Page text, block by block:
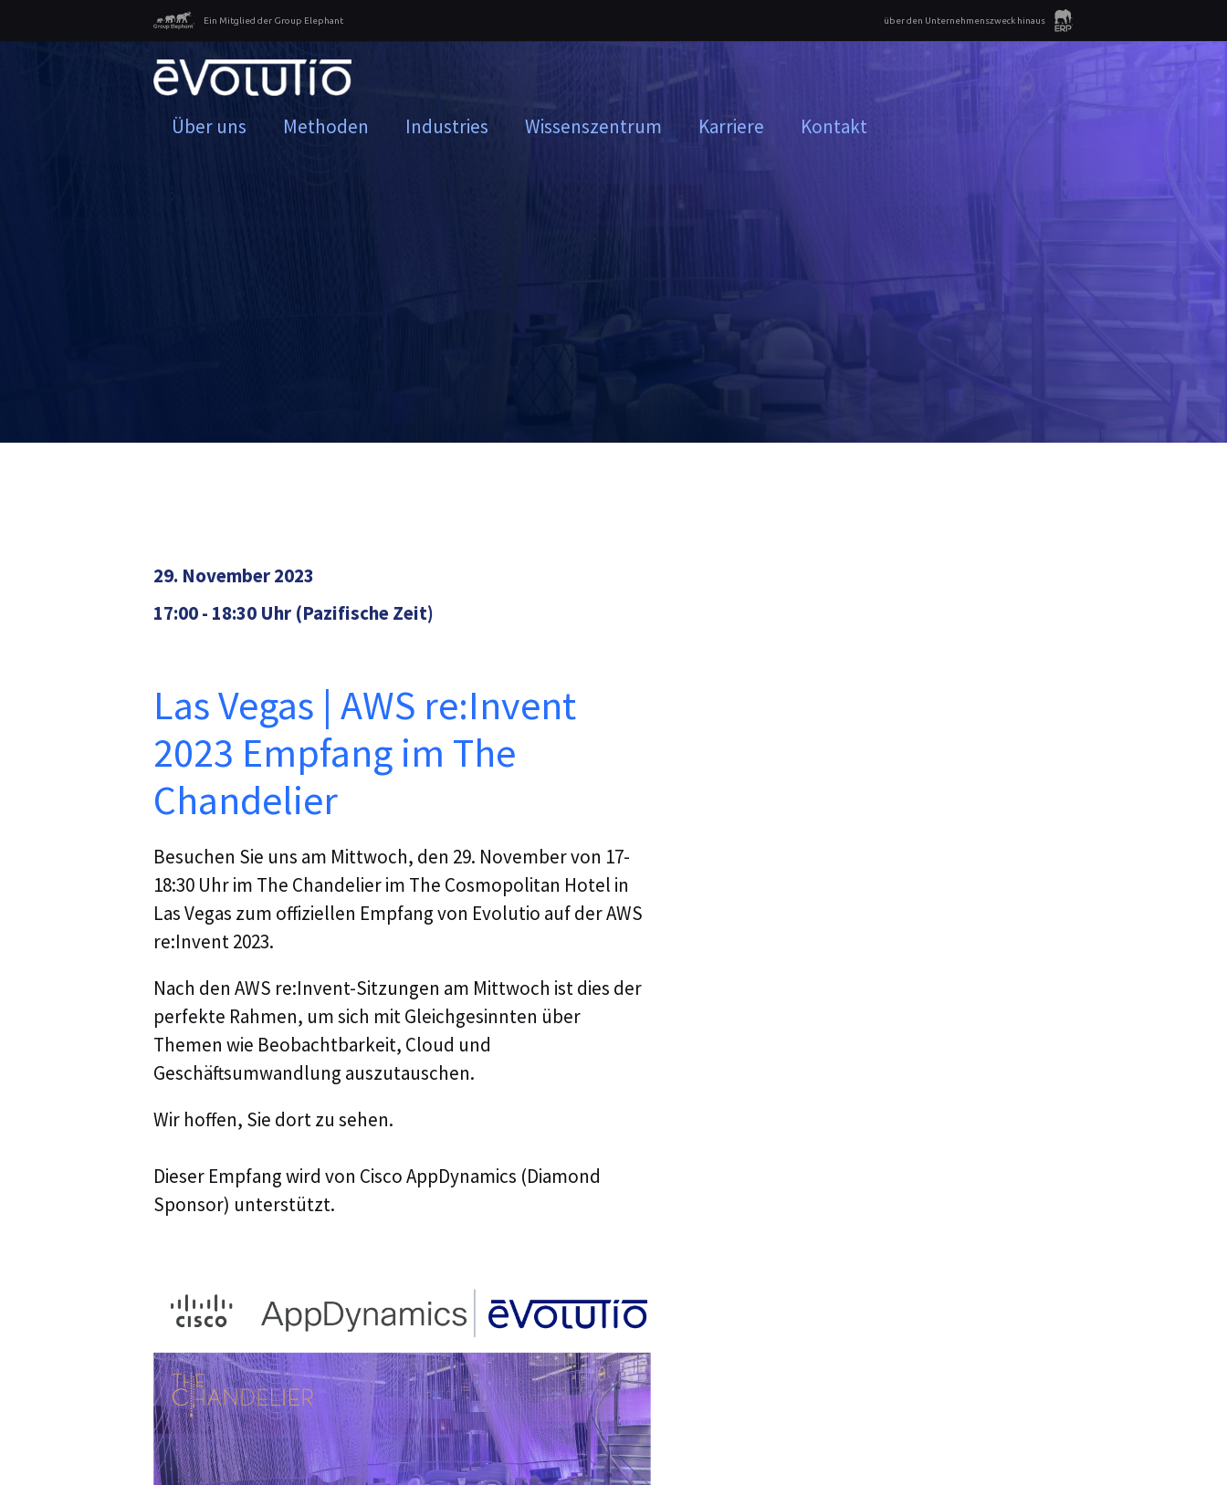
Ein Mitglied der Group Elephant über den Unternehmenszweck hinaus
Über uns Methoden Industries Wissenszentrum Karriere Kontakt
29. November 2023
17:00 - 18:30 Uhr (Pazifische Zeit)
Las Vegas | AWS re:Invent
2023 Empfang im The
Chandelier
Besuchen Sie uns am Mittwoch, den 29. November von 17-
18:30 Uhr im The Chandelier im The Cosmopolitan Hotel in
Las Vegas zum offiziellen Empfang von Evolutio auf der AWS
re:Invent 2023.
Nach den AWS re:Invent-Sitzungen am Mittwoch ist dies der
perfekte Rahmen, um sich mit Gleichgesinnten über
Themen wie Beobachtbarkeit, Cloud und
Geschäftsumwandlung auszutauschen.
Wir hoffen, Sie dort zu sehen.
Dieser Empfang wird von Cisco AppDynamics (Diamond
Sponsor) unterstützt.